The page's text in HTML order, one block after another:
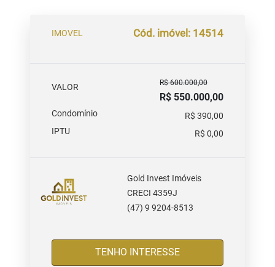
IMOVEL Cód. imóvel: 14514
VALOR R$ 600.000,00
R$ 550.000,00
Condomínio
R$ 390,00
IPTU
R$ 0,00
Gold Invest Imóveis
CRECI 4359J
(47) 9 9204-8513
TENHO INTERESSE